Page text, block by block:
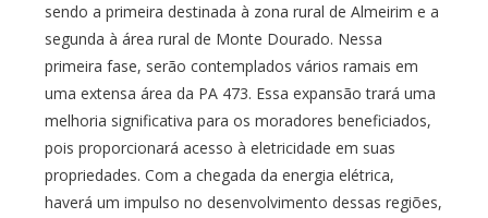
sendo a primeira destinada à zona rural de Almeirim e a
segunda à área rural de Monte Dourado. Nessa
primeira fase, serão contemplados vários ramais em
uma extensa área da PA 473. Essa expansão trará uma
melhoria significativa para os moradores beneficiados,
pois proporcionará acesso à eletricidade em suas
propriedades. Com a chegada da energia elétrica,
haverá um impulso no desenvolvimento dessas regiões,